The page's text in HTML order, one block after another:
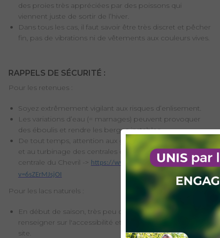
des proies très appréciées par des poissons qui
viennent juste de sortir de l’hiver.
Dans tous les cas, il faut savoir être très discret et pêcher
fin, pas de vibrations ni de vêtements aux couleurs vives.
RAPPELS DE SÉCURITÉ :
Pour les retenues :
Soyez extrêmement vigilant aux risques d’enlisement.
Les variations d’eau (= marnages) peuvent provoquer
des éboulis et rendre les berges instables.
De tout temps, attention aux galeries d’amenée d’eau
et au turbinage des centrales comme pour celle de la
centrale du Chevril -> https://www.youtube.com/watch?
v=6sZErMJsjOI
Pour les lacs naturels :
En début de saison, très peu de lacs sont dégelés, se
renseigner sur l'accessibilité et la praticabilité de votre
site.